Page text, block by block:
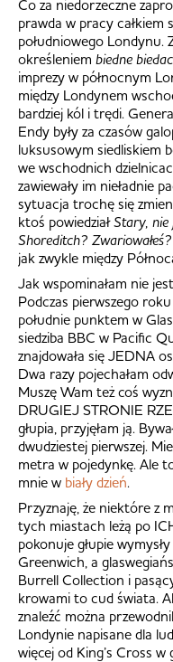
Co za niedorzeczne
prawda w pracy całkiem
południowego Londynu.
określeniem biedne
imprezy w północnym
między Londynem
bardziej kól i trędi.
Endy były za czasów
luksusowym siedliskiem
we wschodnich
zawiewały im nieładnie
sytuacja trochę się
ktoś powiedziałStary, nie
Shoreditch? Zwariowałeś?
jak zwykle między
Jak wspominałam nie
Podczas pierwszego
południe punktem w
siedziba BBC w Pacific
znajdowała się JEDNA
Dwa razy pojechałam
Muszę Wam też coś
DRUGIEJ STRONIE
głupia, przyjęłam ją.
dwudziestej pierwszej.
metra w pojedynkę. Ale
mnie w biały dzień.
Przyznaję, że niektóre z
tych miastach leżą po
pokonuje głupie
Greenwich, a
Burrell Collection i
krowami to cud świata.
znaleźć można
Londynie napisane dla
więcej od King’s Cross w